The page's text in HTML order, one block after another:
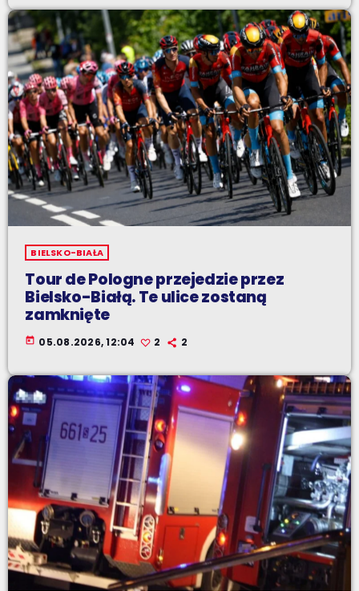
BIELSKO-BIAŁA
Tour de Pologne przejedzie przez
Bielsko-Białą. Te ulice zostaną
zamknięte
today 05.08.2026, 12:04 2 2